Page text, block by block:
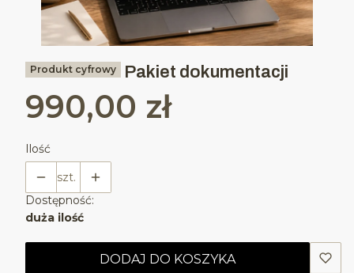
Produkt cyfrowy
Pakiet dokumentacji
Cena
990,00 zł
Ilość
szt.
Dostępność:
duża ilość
DODAJ DO KOSZYKA